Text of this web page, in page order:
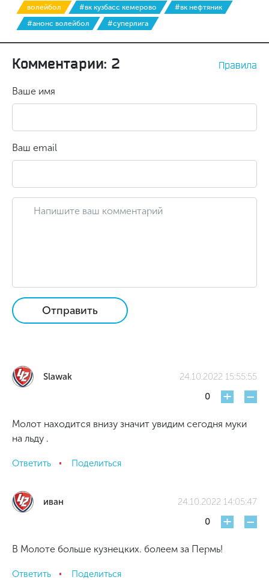
волейбол #вк кузбасс кемерово
#вк нефтяник
#анонс волейбол
#суперлига
Комментарии: 2 Правила
Ваше имя
Ваш email
Отправить
Slawak
24.10.2022 15:55:55
0
+ -
Молот находится внизу значит увидим сегодня муки
на льду .
Ответить Поделиться
иван
24.10.2022 14:05:47
0
+ -
В Молоте больше кузнецких. болеем за Пермь!
Ответить Поделиться